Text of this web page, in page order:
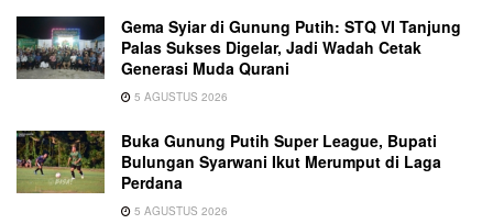
Gema Syiar di Gunung Putih: STQ VI Tanjung
Palas Sukses Digelar, Jadi Wadah Cetak
Generasi Muda Qurani
5 AGUSTUS 2026
Buka Gunung Putih Super League, Bupati
Bulungan Syarwani Ikut Merumput di Laga
Perdana
5 AGUSTUS 2026